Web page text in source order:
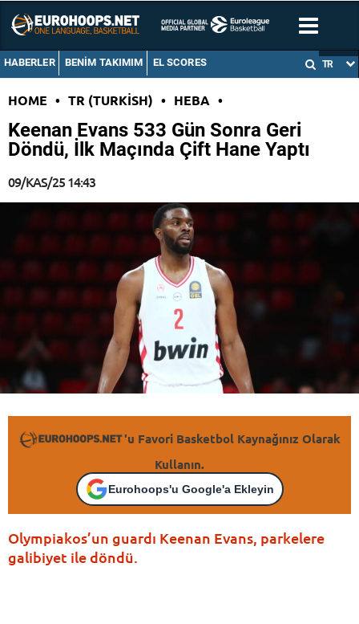
HABERLER BENIM TAKIMIM EL SCORES TR
HOME • TR (TURKISH) • HEBA •
Keenan Evans 533 Gün Sonra Geri
Döndü, İlk Maçında Çift Hane Yaptı
09/KAS/25 14:43
'u Favori Basketbol Kaynağınız Olarak
Kullanın.
Eurohoops'u Google'a Ekleyin
Olympiakos’un guardı Keenan Evans, parkelere
galibiyet ile döndü.